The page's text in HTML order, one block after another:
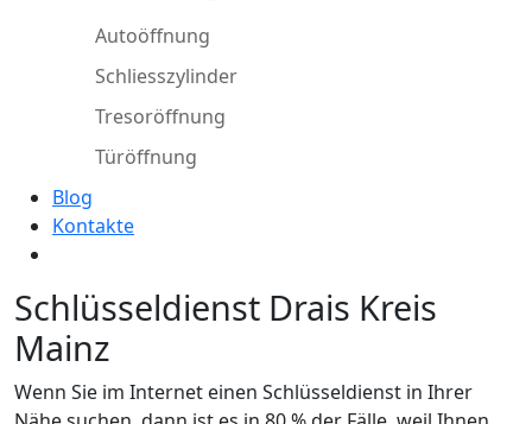
Autoöffnung
Schliesszylinder
Tresoröffnung
Türöffnung
Blog
Kontakte
Schlüsseldienst Drais Kreis
Mainz
Wenn Sie im Internet einen Schlüsseldienst in Ihrer